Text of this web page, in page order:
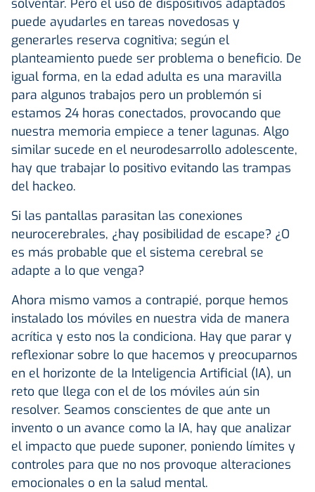
solventar. Pero el uso de dispositivos adaptados
puede ayudarles en tareas novedosas y
generarles reserva cognitiva; según el
planteamiento puede ser problema o beneficio. De
igual forma, en la edad adulta es una maravilla
para algunos trabajos pero un problemón si
estamos 24 horas conectados, provocando que
nuestra memoria empiece a tener lagunas. Algo
similar sucede en el neurodesarrollo adolescente,
hay que trabajar lo positivo evitando las trampas
del hackeo.
Si las pantallas parasitan las conexiones
neurocerebrales, ¿hay posibilidad de escape? ¿O
es más probable que el sistema cerebral se
adapte a lo que venga?
Ahora mismo vamos a contrapié, porque hemos
instalado los móviles en nuestra vida de manera
acrítica y esto nos la condiciona. Hay que parar y
reflexionar sobre lo que hacemos y preocuparnos
en el horizonte de la Inteligencia Artificial (IA), un
reto que llega con el de los móviles aún sin
resolver. Seamos conscientes de que ante un
invento o un avance como la IA, hay que analizar
el impacto que puede suponer, poniendo límites y
controles para que no nos provoque alteraciones
emocionales o en la salud mental.